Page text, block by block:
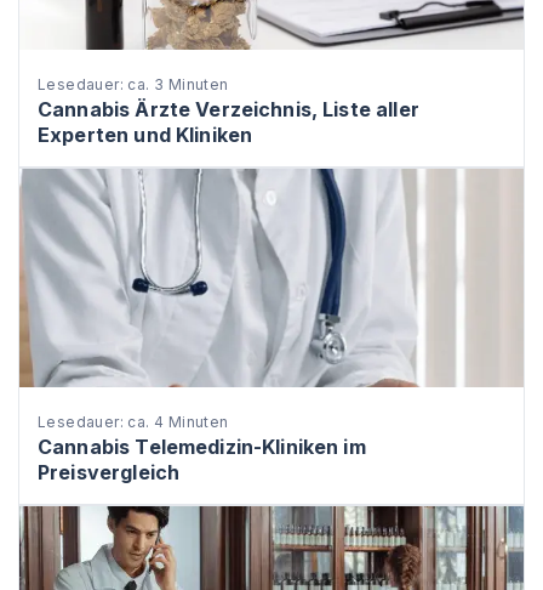
Lesedauer: ca. 3 Minuten
Cannabis Ärzte Verzeichnis, Liste aller
Experten und Kliniken
Lesedauer: ca. 4 Minuten
Cannabis Telemedizin-Kliniken im
Preisvergleich